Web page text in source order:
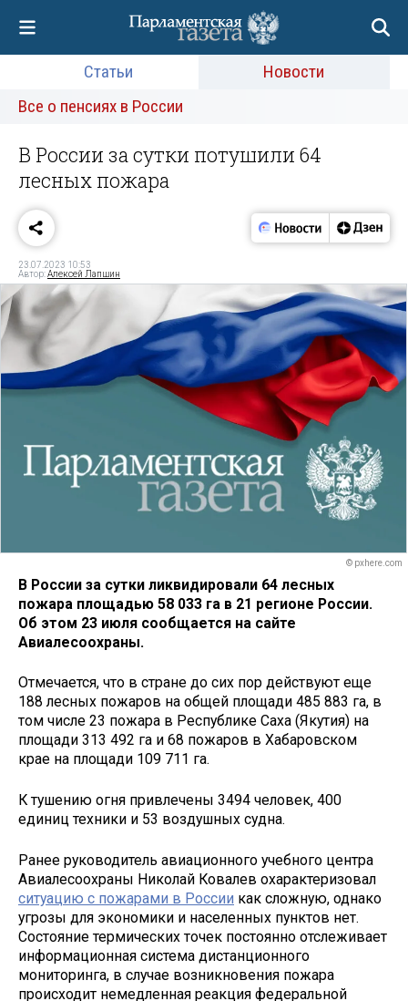
Статьи
Новости
Все о пенсиях в России
В России за сутки потушили 64
лесных пожара
23.07.2023 10:53
Автор:Алексей Лапшин
© pxhere.com
В России за сутки ликвидировали 64 лесных
пожара площадью 58 033 га в 21 регионе России.
Об этом 23 июля сообщается на сайте
Авиалесоохраны.
Отмечается, что в стране до сих пор действуют еще
188 лесных пожаров на общей площади 485 883 га, в
том числе 23 пожара в Республике Саха (Якутия) на
площади 313 492 га и 68 пожаров в Хабаровском
крае на площади 109 711 га.
К тушению огня привлечены 3494 человек, 400
единиц техники и 53 воздушных судна.
Ранее руководитель авиационного учебного центра
Авиалесоохраны Николай Ковалев охарактеризовал
ситуацию с пожарами в России как сложную, однако
угрозы для экономики и населенных пунктов нет.
Состояние термических точек постоянно отслеживает
информационная система дистанционного
мониторинга, в случае возникновения пожара
происходит немедленная реакция федеральной